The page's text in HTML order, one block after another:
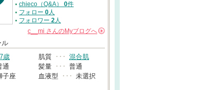
chieco（Q&A） 0件
フォロー 0人
フォロワー 2人
c__mi さんのMyブログへ
ル
歳 肌質 ･･･ 混合肌
通 髪量 ･･･ 普通
子座 血液型 ･･･ 未選択